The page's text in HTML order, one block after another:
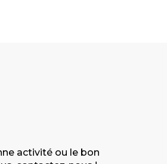
activité ou le bon